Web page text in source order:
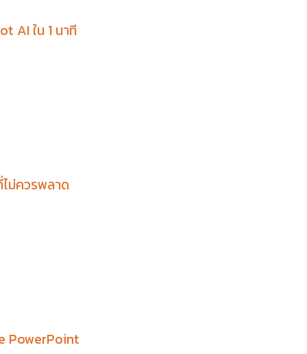
AI ใน 1 นาที
ม่ควรพลาด
PowerPoint